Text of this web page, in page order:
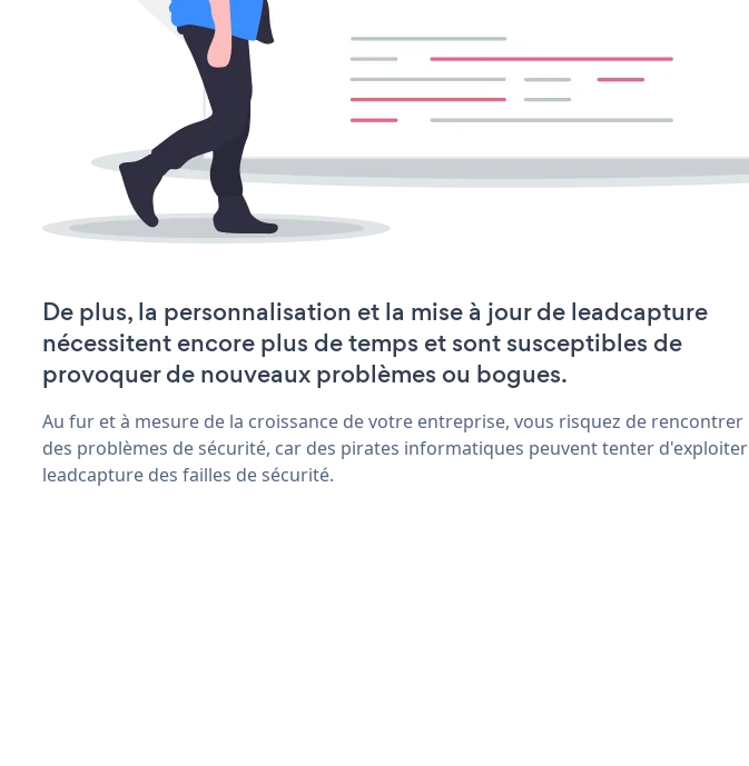
De plus, la personnalisation et la mise à jour de leadcapture
nécessitent encore plus de temps et sont susceptibles de
provoquer de nouveaux problèmes ou bogues.
Au fur et à mesure de la croissance de votre entreprise, vous risquez de rencontrer
des problèmes de sécurité, car des pirates informatiques peuvent tenter d'exploiter
leadcapture des failles de sécurité.